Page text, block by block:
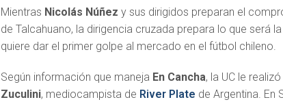
Mientras Nicolás Núñez y sus dirigidos preparan el
de Talcahuano, la dirigencia cruzada prepara lo que será
quiere dar el primer golpe al mercado en el fútbol chileno.
Según información que maneja En Cancha, la UC le
Zuculini, mediocampista de River Plate de Argentina. En